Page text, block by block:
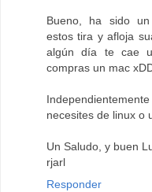
Bueno, ha sido
estos tira y afloja
algún día te cae
compras un mac
necesites de linux o
Un Saludo, y buen
rjarl
Responder